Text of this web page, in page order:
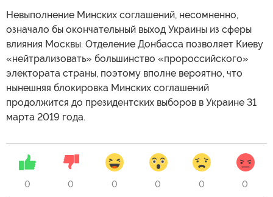
Невыполнение Минских соглашений, несомненно,
означало бы окончательный выход Украины из сферы
влияния Москвы. Отделение Донбасса позволяет Киеву
«нейтрализовать» большинство «пророссийского»
электората страны, поэтому вполне вероятно, что
нынешняя блокировка Минских соглашений
продолжится до президентских выборов в Украине 31
марта 2019 года.
0 0 0 0 0 0